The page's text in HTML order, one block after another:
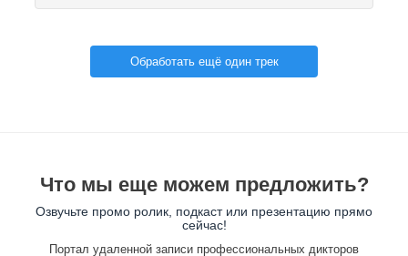
Обработать ещё один трек
Что мы еще можем предложить?
Озвучьте промо ролик, подкаст или презентацию прямо
сейчас!
Портал удаленной записи профессиональных дикторов